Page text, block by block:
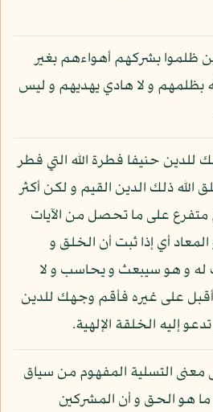
ظلموا بشركهم أهواءهم بغير
بظلمهم و لا هادي يهديهم و ليس
للدين حنيفا فطرة الله التي فطر
الله ذلك الدين القيم و لكن أكثر
متفرع على ما تحصل من الآيات
المعاد أي إذا ثبت أن الخلق و
له و هو سيبعث و يحاسب و لا
على غيره فأقم وجهك للدين
إليه الخلقة الإلهية.
معنى التسلية المفهوم من سياق
ما هو الحق و أن المشركين